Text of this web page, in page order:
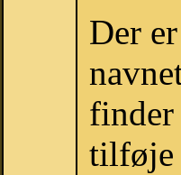
Der
finder
tilføje